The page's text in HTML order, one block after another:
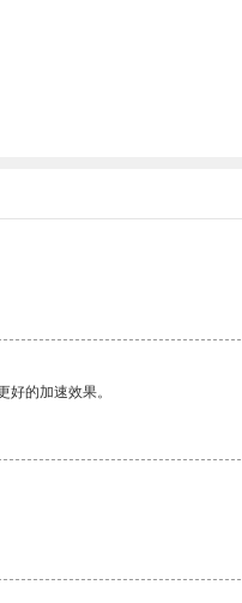
的加速效果。